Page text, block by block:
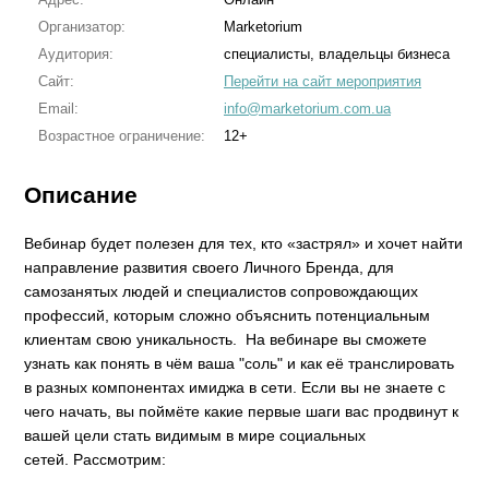
Организатор:
Marketorium
Аудитория:
специалисты, владельцы бизнеса
Сайт:
Перейти на сайт мероприятия
Email:
info@marketorium.com.ua
Возрастное ограничение:
12+
Описание
Вебинар будет полезен для тех, кто «застрял» и хочет найти
направление развития своего Личного Бренда, для
самозанятых людей и специалистов сопровождающих
профессий, которым сложно объяснить потенциальным
клиентам свою уникальность. На вебинаре вы сможете
узнать как понять в чём ваша "соль" и как её транслировать
в разных компонентах имиджа в сети. Если вы не знаете с
чего начать, вы поймёте какие первые шаги вас продвинут к
вашей цели стать видимым в мире социальных
сетей. Рассмотрим: